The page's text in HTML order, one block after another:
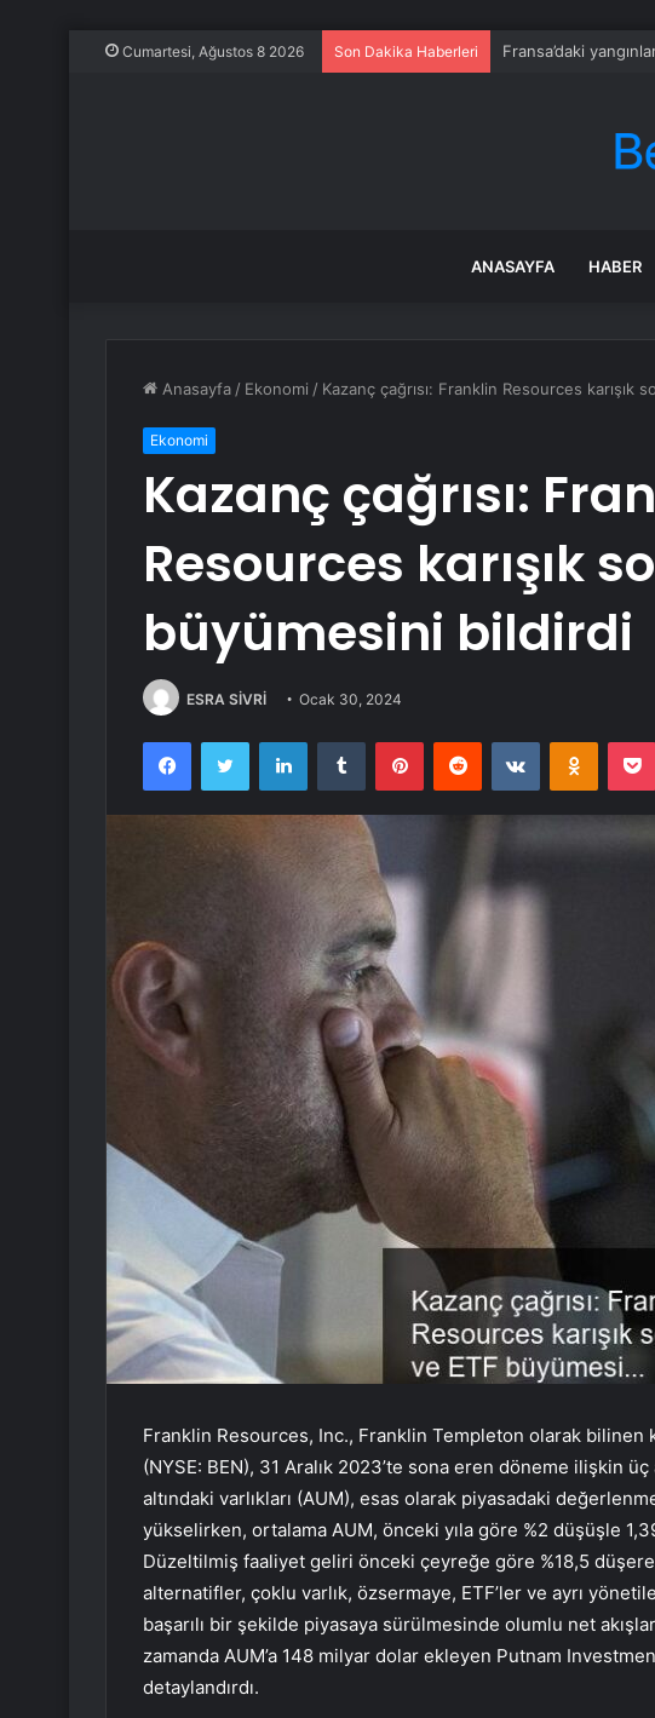
Cumartesi, Ağustos 8 2026 Son Dakika Haberleri Fransa’daki
ANASAYFA HABER
Anasayfa / Ekonomi / Kazanç çağrısı: Franklin Resources
Ekonomi
Kazanç çağrısı:
Resources karışık
büyümesini bildirdi
ESRA SİVRİ Ocak 30, 2024
FacebookTwitter LinkedInTumblr PinterestReddit VKontakte
Franklin Resources, Inc., Franklin Templeton olarak bilinen
(NYSE: BEN), 31 Aralık 2023’te sona eren döneme ilişkin
altındaki varlıkları (AUM), esas olarak piyasadaki
yükselirken, ortalama AUM, önceki yıla göre %2 düşüşle
Düzeltilmiş faaliyet geliri önceki çeyreğe göre %18,5
alternatifler, çoklu varlık, özsermaye, ETF’ler ve ayrı
başarılı bir şekilde piyasaya sürülmesinde olumlu net
zamanda AUM’a 148 milyar dolar ekleyen Putnam
detaylandırdı.